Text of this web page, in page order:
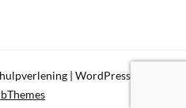
| WordPress Theme by